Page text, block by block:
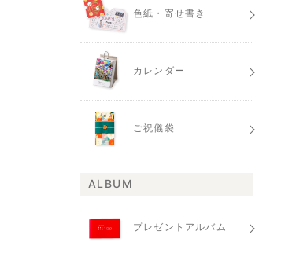
色紙・寄せ書き
カレンダー
ご祝儀袋
ALBUM
プレゼントアルバム